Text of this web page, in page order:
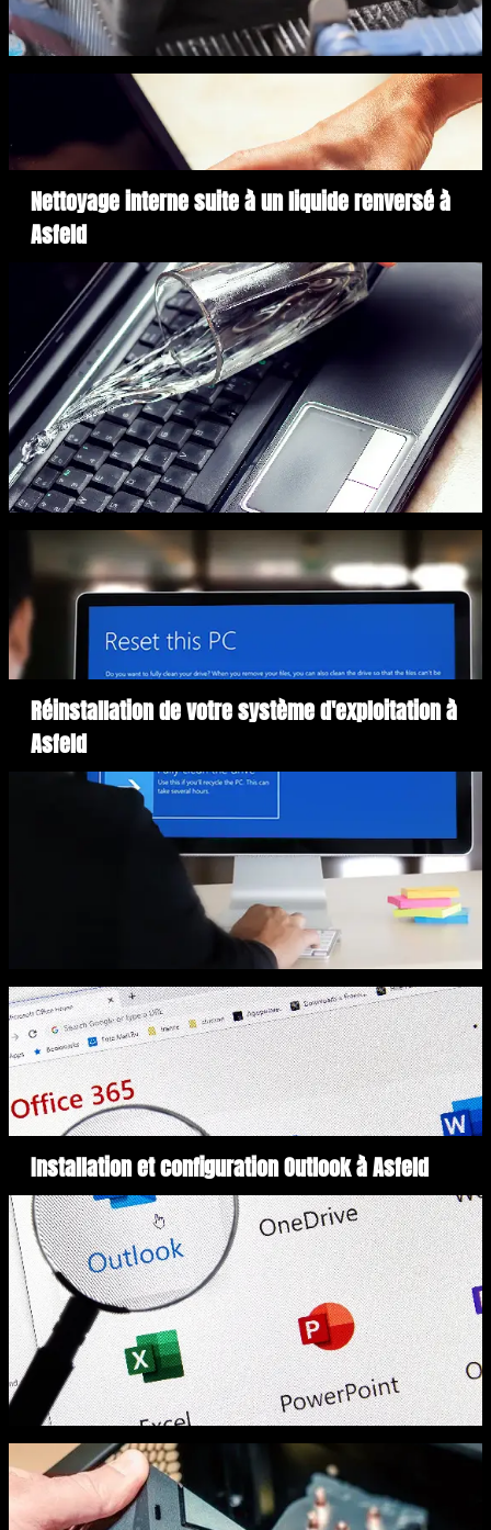
Nettoyage interne suite à un liquide renversé à
Asfeld
Réinstallation de votre système d'exploitation à
Asfeld
Installation et configuration Outlook à Asfeld